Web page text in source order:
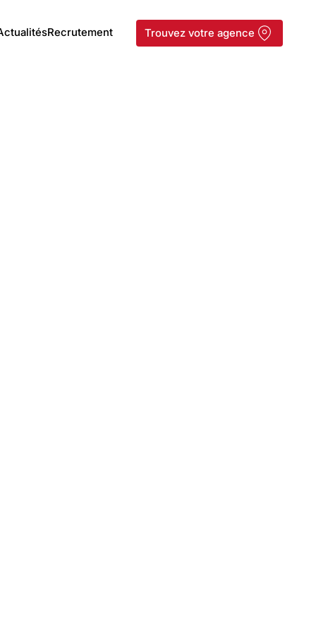
Recrutement Trouvez votre agence